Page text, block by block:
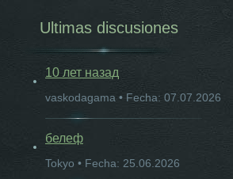
Ultimas discusiones
10 лет назад
vaskodagama • Fecha: 07.07.2026
белеф
Tokyo • Fecha: 25.06.2026